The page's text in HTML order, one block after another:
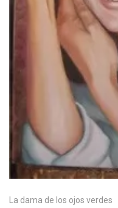
La dama de los ojos verdes